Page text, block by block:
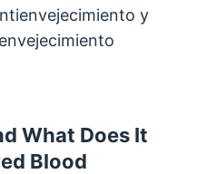
y
What Does It
Blood